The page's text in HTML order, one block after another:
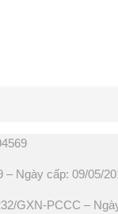
– Ngày cấp: 09/05/
GXN-PCCC –